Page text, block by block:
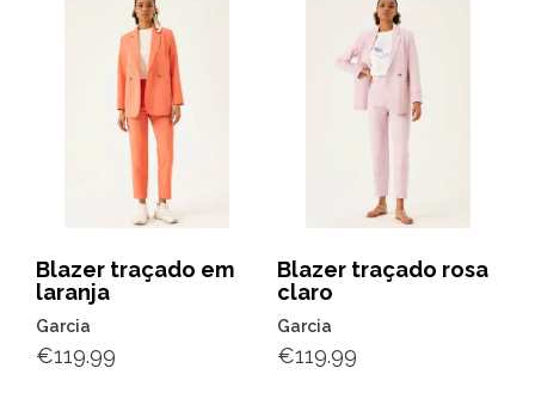
Blazer traçado em
laranja
Garcia
€119.99
Blazer traçado rosa
claro
Garcia
€119.99